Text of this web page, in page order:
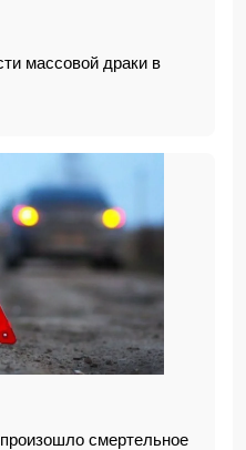
массовой драки в
смертельное